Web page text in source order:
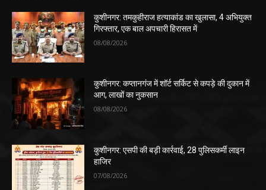
कुशीनगर: तमकुहीराज हत्याकांड का खुलासा, 4 अभियुक्त
गिरफ्तार, एक बाल अपचारी हिरासत में
08/08/2026
कुशीनगर: कप्तानगंज में शॉर्ट सर्किट से कपड़े की दुकान में
आग, लाखों का नुकसान
08/08/2026
कुशीनगर: एसपी की बड़ी कार्रवाई, 28 पुलिसकर्मी लाइन
हाजिर
07/08/2026